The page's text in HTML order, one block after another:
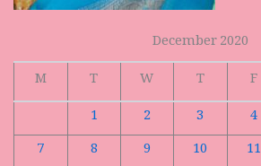
December 2020
M
T W T F
1
2 3 4
7
8 9 10 11